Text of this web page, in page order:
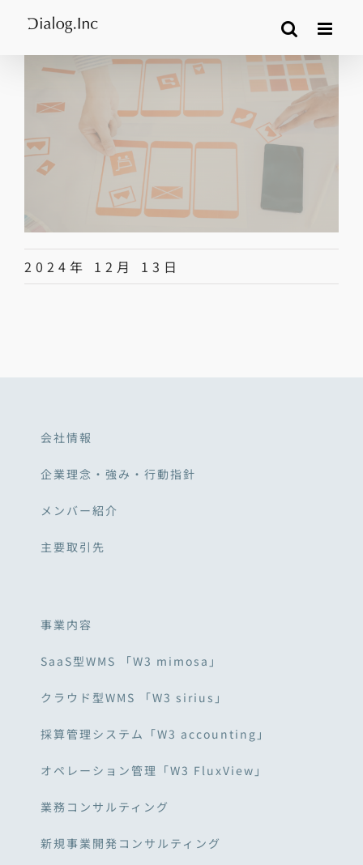
content
2024年 12月 13日
会社情報
企業理念・強み・行動指針
メンバー紹介
主要取引先
事業内容
SaaS型WMS 「W3 mimosa」
クラウド型WMS 「W3 sirius」
採算管理システム「W3 accounting」
オペレーション管理「W3 FluxView」
業務コンサルティング
新規事業開発コンサルティング